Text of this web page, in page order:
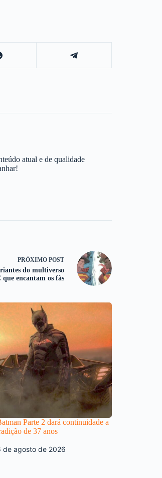
atual e de qualidade
PRÓXIMO POST
do multiverso
que encantam os fãs
Parte 2 dará continuidade a
de 37 anos
de agosto de 2026